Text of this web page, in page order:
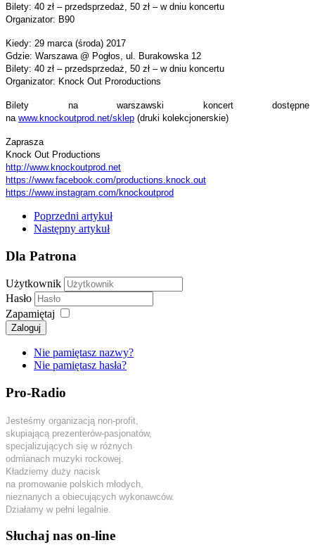
Bilety: 40 zł – przedsprzedaż, 50 zł – w dniu koncertu
Organizator: B90
Kiedy: 29 marca (środa) 2017
Gdzie: Warszawa @ Pogłos, ul. Burakowska 12
Bilety: 40 zł – przedsprzedaż, 50 zł – w dniu koncertu
Organizator: Knock Out Proroductions
Bilety na warszawski koncert dostępne
na www.knockoutprod.net/sklep (druki kolekcjonerskie)
Zaprasza
Knock Out Productions
http://www.knockoutprod.net
https://www.facebook.com/productions.knock.out
https://www.instagram.com/knockoutprod
Poprzedni artykuł
Następny artykuł
Dla Patrona
Użytkownik
Hasło
Zapamiętaj
Zaloguj
Nie pamiętasz nazwy?
Nie pamiętasz hasła?
Pro-Radio
Jesteśmy organizacją non-profit,
skupiającą prezenterów-pasjonatów,
specjalizujących się w różnych
odmianach muzyki rockowej.
Kładziemy duży nacisk
na promowanie polskich młodych,
nieznanych a obiecujących wykonawców.
Działamy w pełni legalnie.
Słuchaj nas on-line